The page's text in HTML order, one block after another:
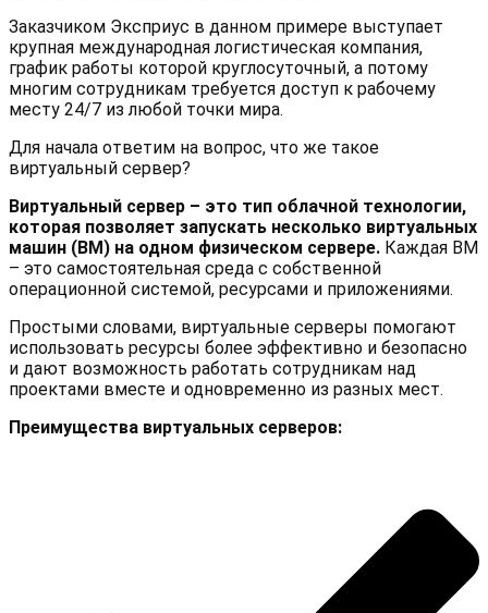
Заказчиком Эксприус в данном примере выступает
крупная международная логистическая компания,
график работы которой круглосуточный, а потому
многим сотрудникам требуется доступ к рабочему
месту 24/7 из любой точки мира.
Для начала ответим на вопрос, что же такое
виртуальный сервер?
Виртуальный сервер – это тип облачной технологии,
которая позволяет запускать несколько виртуальных
машин (ВМ) на одном физическом сервере. Каждая ВМ
– это самостоятельная среда с собственной
операционной системой, ресурсами и приложениями.
Простыми словами, виртуальные серверы помогают
использовать ресурсы более эффективно и безопасно
и дают возможность работать сотрудникам над
проектами вместе и одновременно из разных мест.
Преимущества виртуальных серверов: